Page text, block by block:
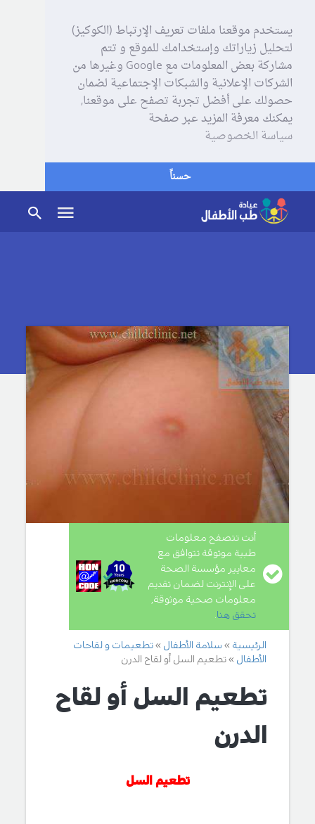
يستخدم موقعنا ملفات تعريف الإرتباط (الكوكيز)
لتحليل زياراتك وإستخدامك للموقع و تتم
مشاركة بعض المعلومات مع Google وغيرها من
الشركات الإعلانية والشبكات الإجتماعية لضمان
حصولك على أفضل تجربة تصفح على موقعنا,
يمكنك معرفة المزيد عبر صفحة
سياسة الخصوصية
حسناً
أنت تتصفح معلومات
طبية موثوقة تتوافق مع
معايير مؤسسة الصحة
على الإنترنت لضمان تقديم
معلومات صحية موثوقة,
تحقق هنا.
الرئيسية سلامة الأطفال
تطعيمات و لقاحات
الأطفال
تطعيم السل أو لقاح الدرن
تطعيم السل أو لقاح
الدرن
تطعيم السل